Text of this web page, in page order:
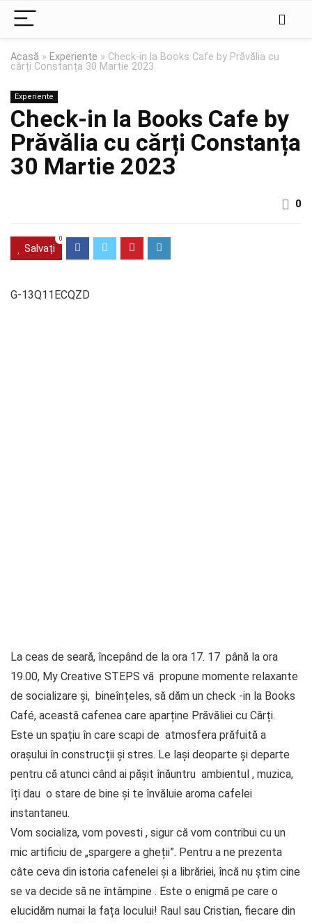
Acasă » Experiente » Check-in la Books Cafe by Prăvălia cu
cărți Constanța 30 Martie 2023
Experiente
Check-in la Books Cafe by
Prăvălia cu cărți Constanța
30 Martie 2023
0
Salvați
0
G-13Q11ECQZD
La ceas de seară, începând de la ora 17. 17 până la ora
19.00, My Creative STEPS vă propune momente relaxante
de socializare și, bineînțeles, să dăm un check -in la Books
Café, această cafenea care aparține Prăvăliei cu Cărți.
Este un spațiu în care scapi de atmosfera prăfuită a
orașului în construcții și stres. Le lași deoparte și departe
pentru că atunci când ai pășit înăuntru ambientul , muzica,
îți dau o stare de bine și te învăluie aroma cafelei
instantaneu.
Vom socializa, vom povesti , sigur că vom contribui cu un
mic artificiu de „spargere a gheții”. Pentru a ne prezenta
câte ceva din istoria cafenelei și a librăriei, încă nu știm cine
se va decide să ne întâmpine . Este o enigmă pe care o
elucidăm numai la fața locului! Raul sau Cristian, fiecare din